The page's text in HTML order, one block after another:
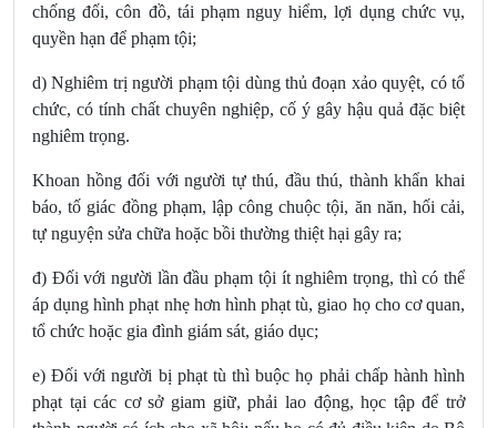
chống đối, côn đồ, tái phạm nguy hiểm, lợi dụng chức vụ,
quyền hạn để phạm tội;
d) Nghiêm trị người phạm tội dùng thủ đoạn xảo quyệt, có tổ
chức, có tính chất chuyên nghiệp, cố ý gây hậu quả đặc biệt
nghiêm trọng.
Khoan hồng đối với người tự thú, đầu thú, thành khẩn khai
báo, tố giác đồng phạm, lập công chuộc tội, ăn năn, hối cải,
tự nguyện sửa chữa hoặc bồi thường thiệt hại gây ra;
đ) Đối với người lần đầu phạm tội ít nghiêm trọng, thì có thể
áp dụng hình phạt nhẹ hơn hình phạt tù, giao họ cho cơ quan,
tổ chức hoặc gia đình giám sát, giáo dục;
e) Đối với người bị phạt tù thì buộc họ phải chấp hành hình
phạt tại các cơ sở giam giữ, phải lao động, học tập để trở